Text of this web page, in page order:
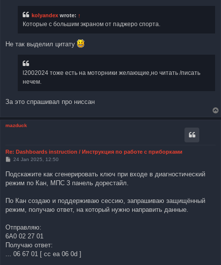
kolyandex wrote: ↑
Которые с большим экраном от паджеро спорта.
Не так выделил цитату
l2002024 тоже есть на моторники желающие,но читать /писать
нечем.
За это спрашивал про ниссан
mazduck
Re: Dashboards instruction / Инструкция по работе с приборками
P
t
24 Jan 2025, 12:50
Подскажите как сгенерировать ключ при входе в диагностический
режим по Кан, МПС 3 панель дорестайл.
По Кан создаю и поддерживаю сессию, запрашиваю защищённый
режим, получаю ответ, на который нужно направить данные.
Отправляю:
6А0 02 27 01
Получаю ответ:
... 06 67 01 [ cc ea 06 0d ]